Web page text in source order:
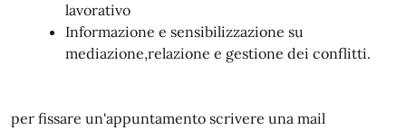
lavorativo
Informazione e sensibilizzazione su
mediazione,relazione e gestione dei conflitti.
per fissare un'appuntamento scrivere una mail